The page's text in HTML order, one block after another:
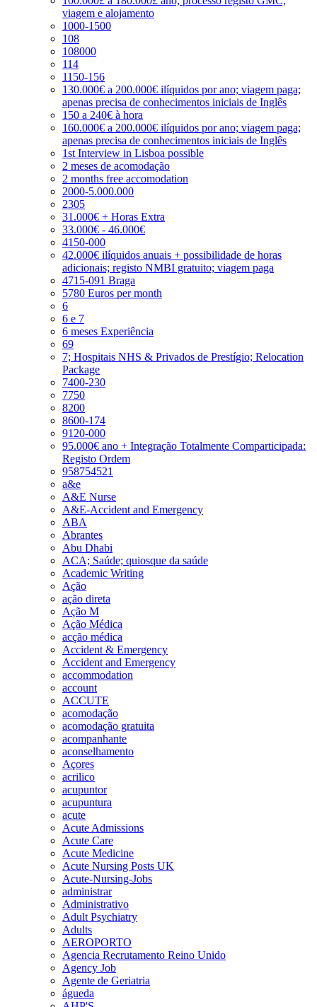
viagem e alojamento
1000-1500
108
108000
114
1150-156
130.000€ a 200.000€ ilíquidos por ano; viagem paga;
apenas precisa de conhecimentos iniciais de Inglês
150 a 240€ à hora
160.000€ a 200.000€ ilíquidos por ano; viagem paga;
apenas precisa de conhecimentos iniciais de Inglês
1st Interview in Lisboa possible
2 meses de acomodação
2 months free accomodation
2000-5.000.000
2305
31.000€ + Horas Extra
33.000€ - 46.000€
4150-000
42.000€ ilíquidos anuais + possibilidade de horas
adicionais; registo NMBI gratuito; viagem paga
4715-091 Braga
5780 Euros per month
6
6 e 7
6 meses Experiência
69
7; Hospitais NHS & Privados de Prestígio; Relocation
Package
7400-230
7750
8200
8600-174
9120-000
95.000€ ano + Integração Totalmente Comparticipada:
Registo Ordem
958754521
a&e
A&E Nurse
A&E-Accident and Emergency
ABA
Abrantes
Abu Dhabi
ACA; Saúde; quiosque da saúde
Academic Writing
Ação
ação direta
Ação M
Ação Médica
acção médica
Accident & Emergency
Accident and Emergency
accommodation
account
ACCUTE
acomodação
acomodação gratuita
acompanhante
aconselhamento
Açores
acrilico
acupuntor
acupuntura
acute
Acute Admissions
Acute Care
Acute Medicine
Acute Nursing Posts UK
Acute-Nursing-Jobs
administrar
Administrativo
Adult Psychiatry
Adults
AEROPORTO
Agencia Recrutamento Reino Unido
Agency Job
Agente de Geriatria
águeda